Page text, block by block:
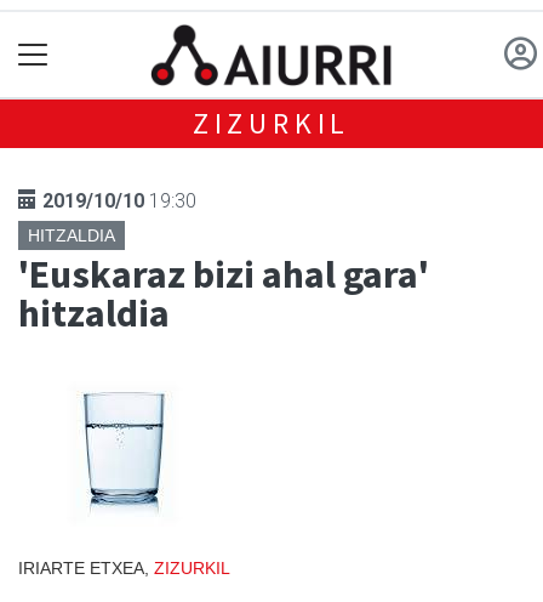
ZIZURKIL
2019/10/10 19:30
HITZALDIA
'Euskaraz bizi ahal gara'
hitzaldia
IRIARTE ETXEA, ZIZURKIL